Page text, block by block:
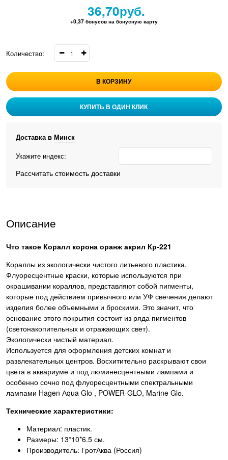
36,70руб.
+0,37 бонусов на бонусную карту
Количество:
В КОРЗИНУ
КУПИТЬ В ОДИН КЛИК
Доставка в Минск
Укажите индекс:
Рассчитать стоимость доставки
Описание
Что такое Коралл корона оранж акрил Кр-221
Кораллы из экологически чистого литьевого пластика.
Флуоресцентные краски, которые используются при
окрашивании кораллов, представляют собой пигменты,
которые под действием привычного или УФ свечения делают
изделия более объемными и броскими. Это значит, что
основание этого покрытия состоит из ряда пигментов
(светонакопительных и отражающих свет).
Экологически чистый материал.
Используется для оформления детских комнат и
развлекательных центров. Восхитительно раскрывают свои
цвета в аквариуме и под люминесцентными лампами и
особенно сочно под флуоресцентными спектральными
лампами Hagen Аqua Glo , POWER-GLO, Mаrine Glо.
Технические характеристики:
Материал: пластик.
Размеры: 13*10*6.5 см.
Производитель: ГротАква (Россия)